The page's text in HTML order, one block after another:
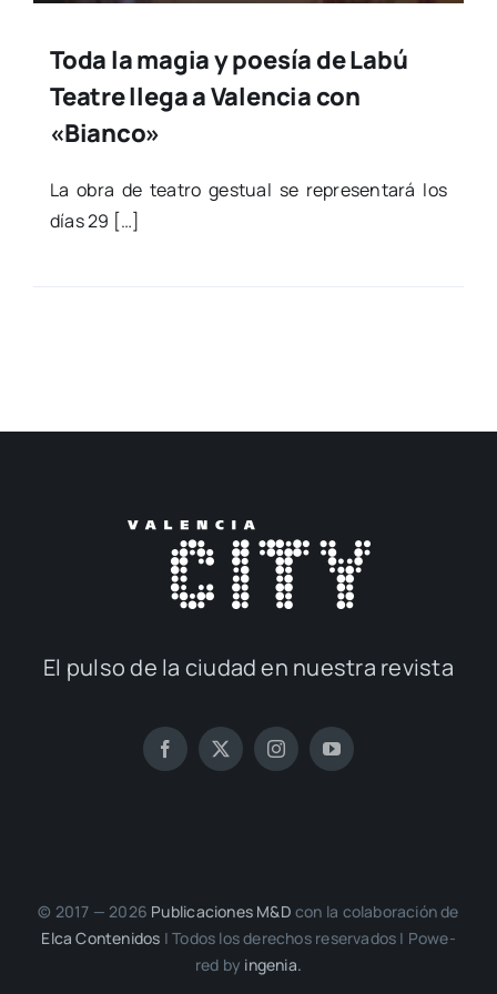
Toda la magia y poesía de Labú
Teatre llega a Valencia con
«Bianco»
La obra de tea­tro ges­tual se repre­sen­ta­rá los
días 29 […]
El pul­so de la ciu­dad en nues­tra revis­ta
© 2017 — 2026 Publi­ca­cio­nes M&D con la cola­bo­ra­ción de
Elca Con­te­ni­dos | Todos los dere­chos reser­va­dos | Powe­
red by inge­nia.